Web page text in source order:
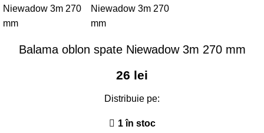
Balama oblon spate Niewadow 3m 270 mm
26 lei
Distribuie pe:
1 în stoc